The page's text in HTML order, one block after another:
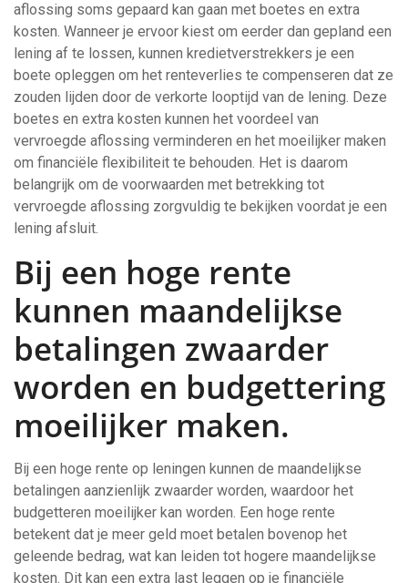
aflossing soms gepaard kan gaan met boetes en extra
kosten. Wanneer je ervoor kiest om eerder dan gepland een
lening af te lossen, kunnen kredietverstrekkers je een
boete opleggen om het renteverlies te compenseren dat ze
zouden lijden door de verkorte looptijd van de lening. Deze
boetes en extra kosten kunnen het voordeel van
vervroegde aflossing verminderen en het moeilijker maken
om financiële flexibiliteit te behouden. Het is daarom
belangrijk om de voorwaarden met betrekking tot
vervroegde aflossing zorgvuldig te bekijken voordat je een
lening afsluit.
Bij een hoge rente
kunnen maandelijkse
betalingen zwaarder
worden en budgettering
moeilijker maken.
Bij een hoge rente op leningen kunnen de maandelijkse
betalingen aanzienlijk zwaarder worden, waardoor het
budgetteren moeilijker kan worden. Een hoge rente
betekent dat je meer geld moet betalen bovenop het
geleende bedrag, wat kan leiden tot hogere maandelijkse
kosten. Dit kan een extra last leggen op je financiële